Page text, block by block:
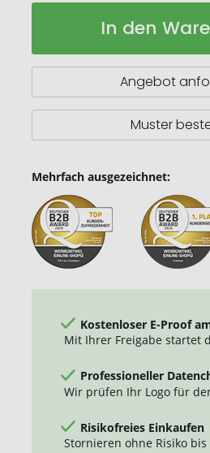
Laptoptasche
Auf
In den
Angebot
Muster
Mehrfach ausgezeichnet:
Kostenloser E-Proof
Mit Ihrer Freigabe startet
Professioneller
Wir prüfen Ihr Logo für
Risikofreies Einkaufen
Stornieren ohne Risiko